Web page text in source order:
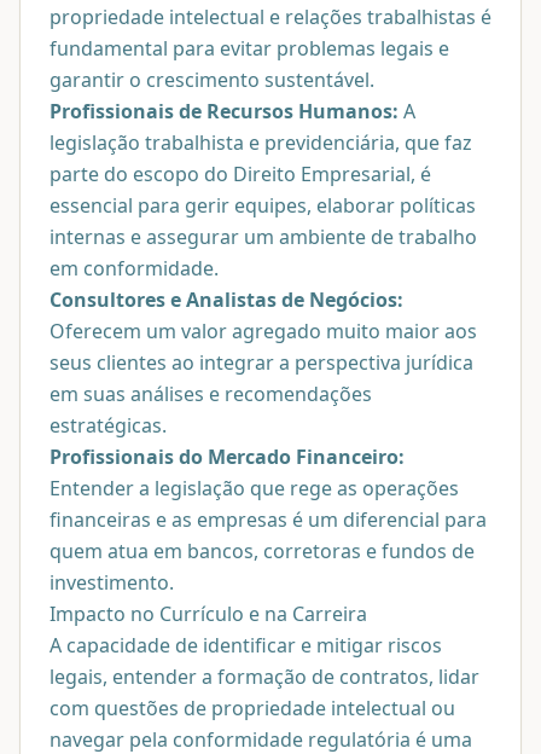
propriedade intelectual e relações trabalhistas é
fundamental para evitar problemas legais e
garantir o crescimento sustentável.
Profissionais de Recursos Humanos: A
legislação trabalhista e previdenciária, que faz
parte do escopo do Direito Empresarial, é
essencial para gerir equipes, elaborar políticas
internas e assegurar um ambiente de trabalho
em conformidade.
Consultores e Analistas de Negócios:
Oferecem um valor agregado muito maior aos
seus clientes ao integrar a perspectiva jurídica
em suas análises e recomendações
estratégicas.
Profissionais do Mercado Financeiro:
Entender a legislação que rege as operações
financeiras e as empresas é um diferencial para
quem atua em bancos, corretoras e fundos de
investimento.
Impacto no Currículo e na Carreira
A capacidade de identificar e mitigar riscos
legais, entender a formação de contratos, lidar
com questões de propriedade intelectual ou
navegar pela conformidade regulatória é uma